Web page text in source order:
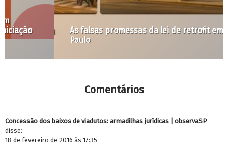
As falsas promessas da lei de retrofit em São
Paulo
Comentários
Concessão dos baixos de viadutos: armadilhas jurídicas | observaSP
disse:
18 de fevereiro de 2016 às 17:35